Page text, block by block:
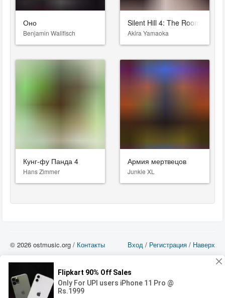
Оно
Benjamin Wallfisch
Silent Hill 4: The Room
Akira Yamaoka
Кунг-фу Панда 4
Hans Zimmer
Армия мертвецов
Junkie XL
Вход / Регистрация / Наверх
© 2026 ostmusic.org / Контакты
можете использовать такие материалы только в том в случае, если
использование производится с ознакомительными целями - для прочих целей
вы должны приобрести лицензионную запись.